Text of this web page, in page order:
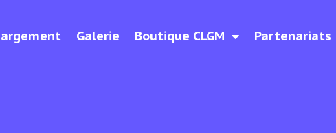
Galerie Boutique CLGM Partenariats